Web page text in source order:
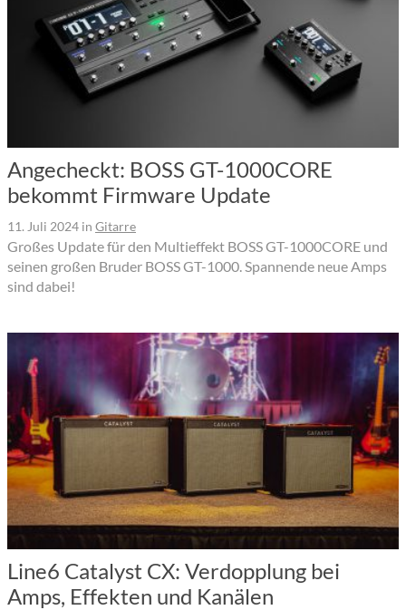
Angecheckt: BOSS GT-1000CORE
bekommt Firmware Update
11. Juli 2024 in Gitarre
Großes Update für den Multieffekt BOSS GT-1000CORE und
seinen großen Bruder BOSS GT-1000. Spannende neue Amps
sind dabei!
Line6 Catalyst CX: Verdopplung bei
Amps, Effekten und Kanälen